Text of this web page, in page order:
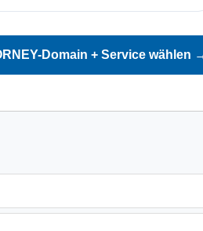
Domain + Service wählen